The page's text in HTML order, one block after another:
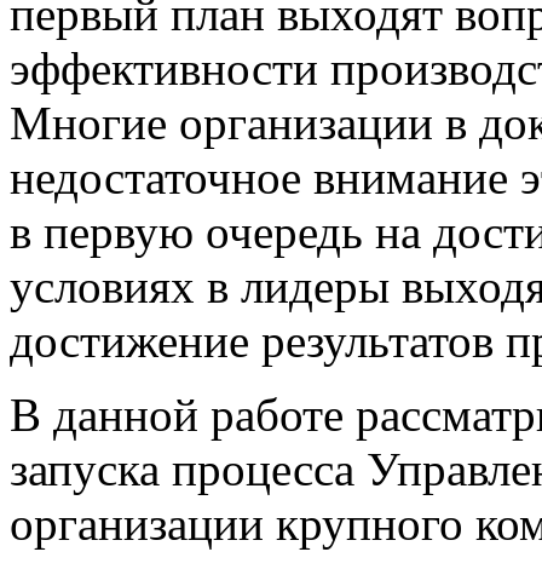
первый план выходят
эффективности
Многие организации в
недостаточное внимание
в первую очередь на
условиях в лидеры
достижение результатов
В данной работе
запуска процесса
организации крупного